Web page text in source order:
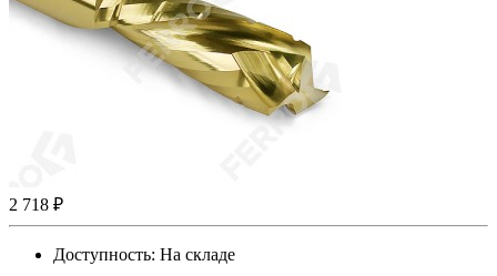
2 718 ₽
Доступность: На складе